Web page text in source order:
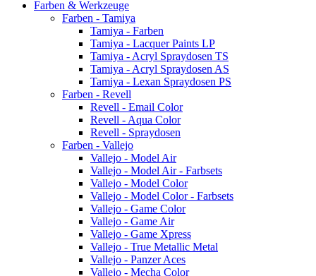
Farben & Werkzeuge
Farben - Tamiya
Tamiya - Farben
Tamiya - Lacquer Paints LP
Tamiya - Acryl Spraydosen TS
Tamiya - Acryl Spraydosen AS
Tamiya - Lexan Spraydosen PS
Farben - Revell
Revell - Email Color
Revell - Aqua Color
Revell - Spraydosen
Farben - Vallejo
Vallejo - Model Air
Vallejo - Model Air - Farbsets
Vallejo - Model Color
Vallejo - Model Color - Farbsets
Vallejo - Game Color
Vallejo - Game Air
Vallejo - Game Xpress
Vallejo - True Metallic Metal
Vallejo - Panzer Aces
Vallejo - Mecha Color